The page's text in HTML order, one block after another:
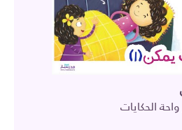
واحة الحكايات